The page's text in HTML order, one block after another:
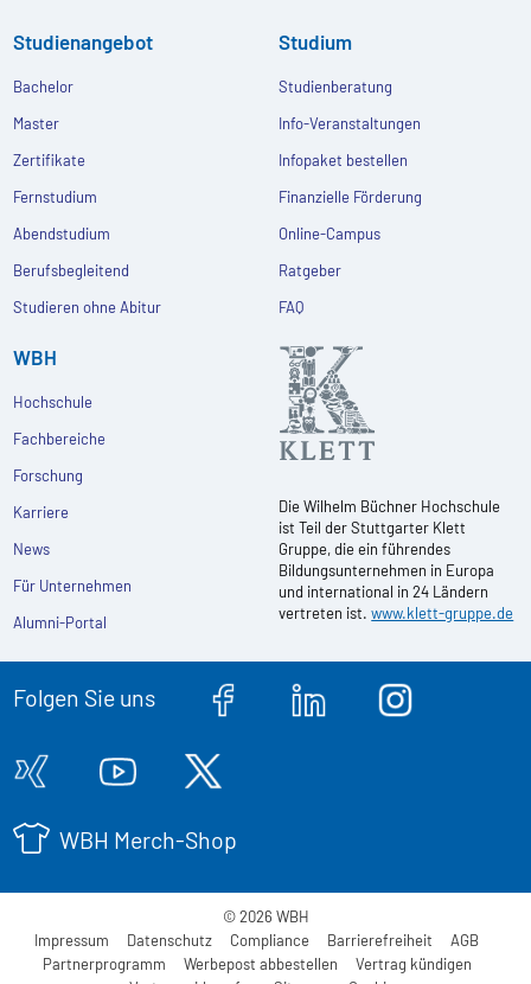
Studienangebot
Bachelor
Master
Zertifikate
Fernstudium
Abendstudium
Berufsbegleitend
Studieren ohne Abitur
Studium
Studienberatung
Info-Veranstaltungen
Infopaket bestellen
Finanzielle Förderung
Online-Campus
Ratgeber
FAQ
WBH
Hochschule
Fachbereiche
Forschung
Karriere
News
Für Unternehmen
Alumni-Portal
Die Wilhelm Büchner Hochschule
ist Teil der Stuttgarter Klett
Gruppe, die ein führendes
Bildungsunternehmen in Europa
und international in 24 Ländern
vertreten ist.www.klett-gruppe.de
Folgen Sie uns
WBH Merch-Shop
© 2026 WBH
Impressum
Datenschutz Compliance Barrierefreiheit
AGB
Partnerprogramm
Werbepost abbestellen
Vertrag kündigen